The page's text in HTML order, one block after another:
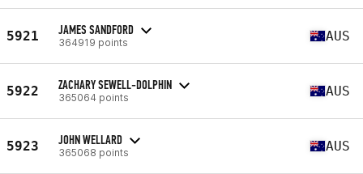
5921 JAMES SANDFORD
364919 points AUS
5922 ZACHARY SEWELL-DOLPHIN
365064 points AUS
5923 JOHN WELLARD
365068 points AUS